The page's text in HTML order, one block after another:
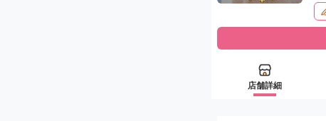
店舗詳細